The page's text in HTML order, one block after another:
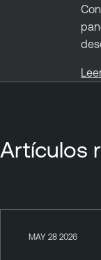
Artículos
MAY 28 2026